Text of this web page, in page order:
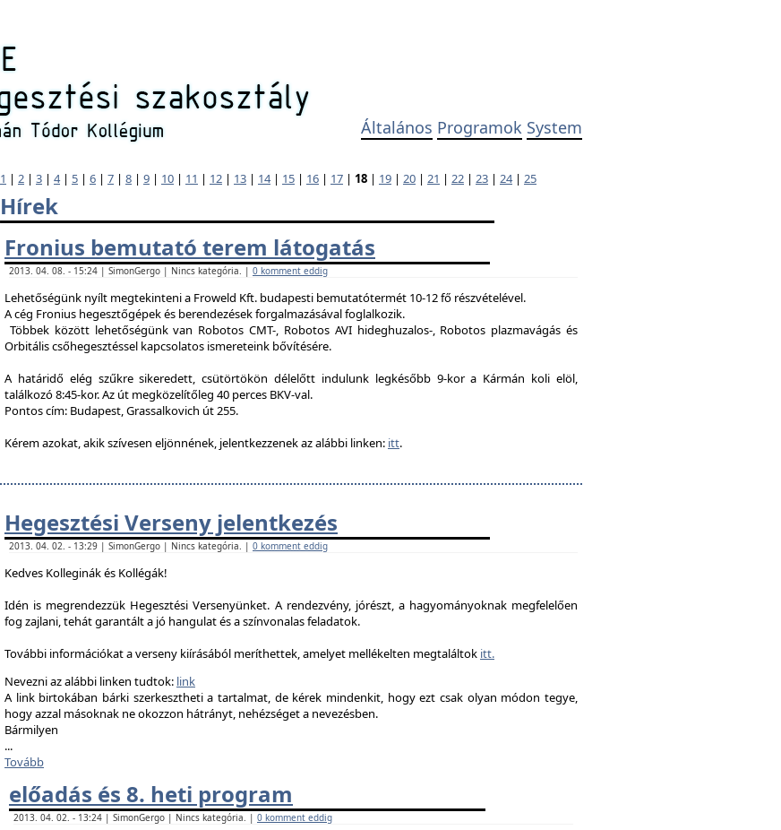
Általános Programok System
1 | 2 | 3 | 4| 5 | 6 | 7 | 8 | 9 | 10 | 11 | 12 | 13 | 14| 15 | 16 | 17 | 18 | 19 | 20 | 21 | 22 | 23 | 24| 25
Hírek
Fronius bemutató terem látogatás
2013. 04. 08. - 15:24 | SimonGergo | Nincs kategória. | 0 komment eddig
Lehetőségünk nyílt megtekinteni a Froweld Kft. budapesti bemutatótermét 10-12 fő részvételével.
A cég Fronius hegesztőgépek és berendezések forgalmazásával foglalkozik.
Többek között lehetőségünk van Robotos CMT-, Robotos AVI hideghuzalos-, Robotos plazmavágás és
Orbitális csőhegesztéssel kapcsolatos ismereteink bővítésére.
A határidő elég szűkre sikeredett, csütörtökön délelőtt indulunk legkésőbb 9-kor a Kármán koli elöl,
találkozó 8:45-kor. Az út megközelítőleg 40 perces BKV-val.
Pontos cím: Budapest, Grassalkovich út 255.
Kérem azokat, akik szívesen eljönnének, jelentkezzenek az alábbi linken: itt.
Hegesztési Verseny jelentkezés
2013. 04. 02. - 13:29 | SimonGergo | Nincs kategória. | 0 komment eddig
Kedves Kolleginák és Kollégák!
Idén is megrendezzük Hegesztési Versenyünket. A rendezvény, jórészt, a hagyományoknak megfelelően
fog zajlani, tehát garantált a jó hangulat és a színvonalas feladatok.
További információkat a verseny kiírásából meríthettek, amelyet mellékelten megtaláltok itt.
Nevezni az alábbi linken tudtok: link
A link birtokában bárki szerkesztheti a tartalmat, de kérek mindenkit, hogy ezt csak olyan módon tegye,
hogy azzal másoknak ne okozzon hátrányt, nehézséget a nevezésben.
Bármilyen
...
Tovább
előadás és 8. heti program
2013. 04. 02. - 13:24 | SimonGergo | Nincs kategória. | 0 komment eddig